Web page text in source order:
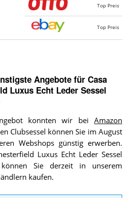
Top Preis
Top Preis
Angebote für Casa
Luxus Echt Leder Sessel
konnten wir bei Amazon
Clubsessel können Sie im August
Webshops günstig erwerben.
Luxus Echt Leder Sessel
können Sie derzeit in unserem
kaufen.